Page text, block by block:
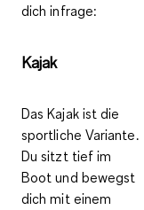
dich infrage:
Kajak
Das Kajak ist die
sportliche Variante.
Du sitzt tief im
Boot und bewegst
dich mit einem